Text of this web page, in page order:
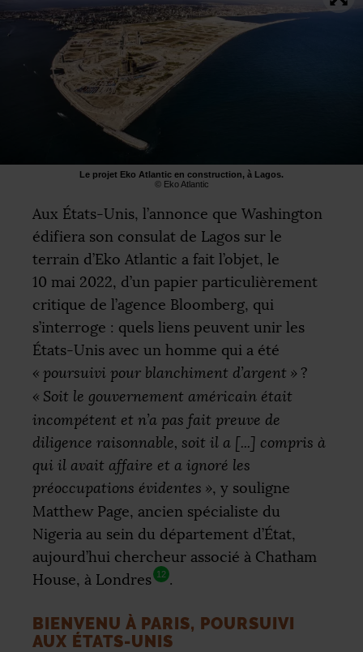
Le projet Eko Atlantic en construction, à Lagos.
© Eko Atlantic
Aux États-Unis, l’annonce que Washington
édifiera son consulat de Lagos sur le
terrain d’Eko Atlantic a fait l’objet, le
10 mai 2022, d’un papier particulièrement
critique de l’agence Bloomberg, qui
s’interroge : quels liens peuvent unir les
États-Unis avec un homme qui a été
« poursuivi pour blanchiment d’argent » ?
« Soit le gouvernement américain était
incompétent et n’a pas fait preuve de
diligence raisonnable, soit il a [...] compris à
qui il avait affaire et a ignoré les
préoccupations évidentes », y souligne
Matthew Page, ancien spécialiste du
Nigeria au sein du département d’État,
aujourd’hui chercheur associé à Chatham
House, à Londres 12 .
BIENVENU À PARIS, POURSUIVI
AUX ÉTATS-UNIS